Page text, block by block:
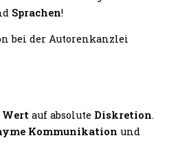
Sprachen!
auf absolute Diskretion.
Kommunikation und